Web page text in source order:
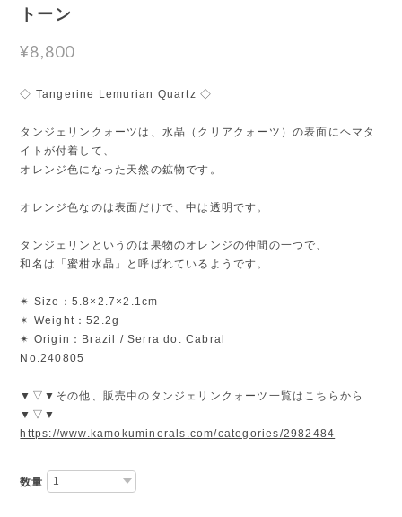
トーン
¥8,800
◇ Tangerine Lemurian Quartz ◇
タンジェリンクォーツは、水晶（クリアクォーツ）の表面にヘマタ
イトが付着して、
オレンジ色になった天然の鉱物です。
オレンジ色なのは表面だけで、中は透明です。
タンジェリンというのは果物のオレンジの仲間の一つで、
和名は「蜜柑水晶」と呼ばれているようです。
✴︎ Size：5.8×2.7×2.1cm
✴︎ Weight：52.2g
✴︎ Origin：Brazil / Serra do. Cabral
No.240805
▼▽▼その他、販売中のタンジェリンクォーツ一覧はこちらから
▼▽▼
https://www.kamokuminerals.com/categories/2982484
数量